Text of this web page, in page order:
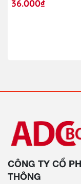
36.000₫
CÔNG TY CỔ
THÔNG